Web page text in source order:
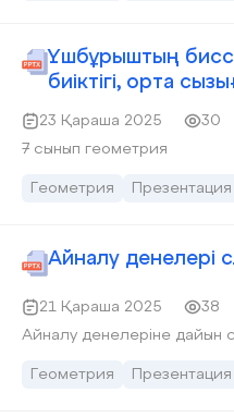
Үшбұрыштың
биіктігі, орта
23 Қараша 2025
30
7 сынып геометрия
Геометрия Презентация
Айналу денелері
21 Қараша 2025
38
Айналу денелеріне дайын
Геометрия Презентация